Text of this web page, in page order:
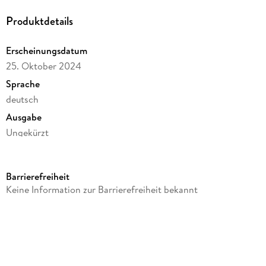
Produktdetails
Erscheinungsdatum
25. Oktober 2024
Sprache
deutsch
Ausgabe
Ungekürzt
Laufzeit
Barrierefreiheit
Keine Information zur Barrierefreiheit bekannt